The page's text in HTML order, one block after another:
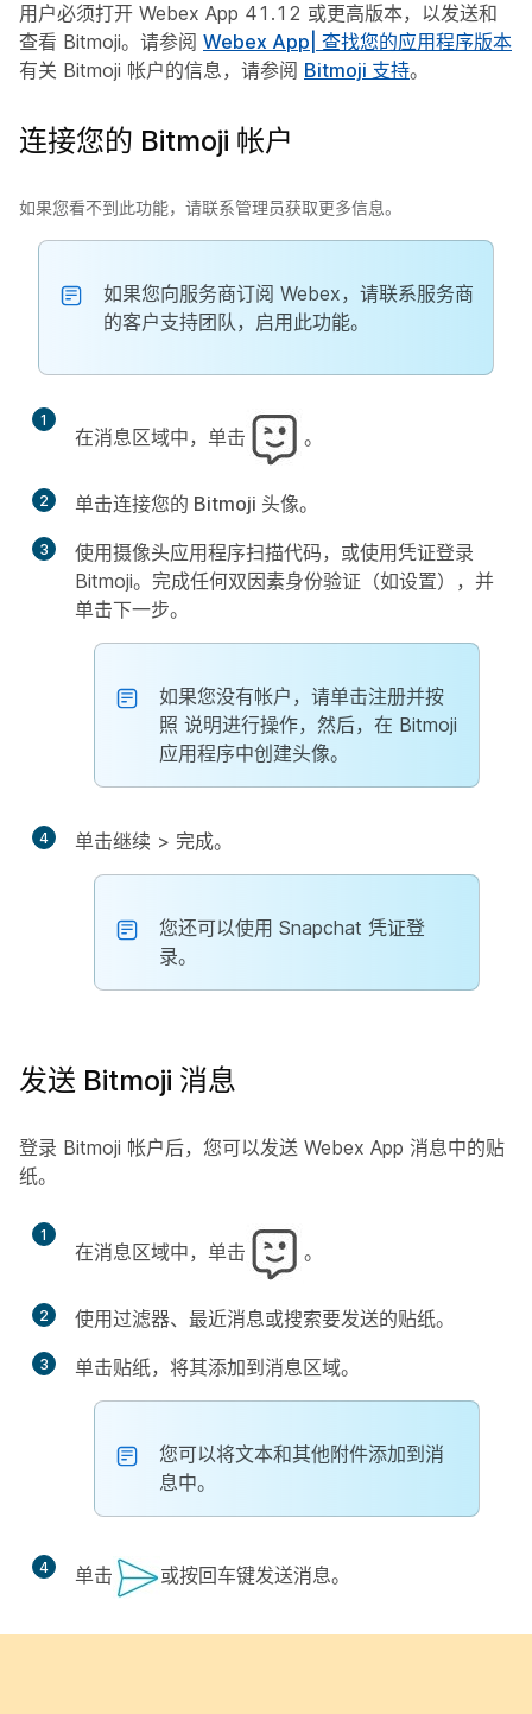
用户必须打开 Webex App 41.12 或更高版本，以发送和
查看 Bitmoji。请参阅 Webex App| 查找您的应用程序版本
有关 Bitmoji 帐户的信息，请参阅 Bitmoji 支持。
连接您的 Bitmoji 帐户
如果您看不到此功能，请联系管理员获取更多信息。
如果您向服务商订阅 Webex，请联系服务商
的客户支持团队，启用此功能。
1
在消息区域中，单击 。
2 单击连接您的 Bitmoji 头像。
3
使用摄像头应用程序扫描代码，或使用凭证登录
Bitmoji。完成任何双因素身份验证（如设置），并
单击下一步。
如果您没有帐户，请单击注册并按
照 说明进行操作，然后，在 Bitmoji
应用程序中创建头像。
4 单击继续 > 完成。
您还可以使用 Snapchat 凭证登
录。
发送 Bitmoji 消息
登录 Bitmoji 帐户后，您可以发送 Webex App 消息中的贴
纸。
1
在消息区域中，单击 。
2 使用过滤器、最近消息或搜索要发送的贴纸。
3 单击贴纸，将其添加到消息区域。
您可以将文本和其他附件添加到消
息中。
4 单击 或按回车键发送消息。